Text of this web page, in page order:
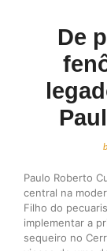
De
Paulo Roberto
central na
Filho do
implementar a
sequeiro no